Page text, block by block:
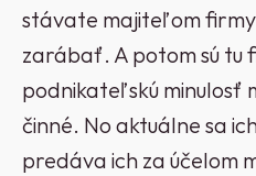
stávate majiteľom
zarábať. A potom sú tu
podnikateľskú minulosť
činné. No aktuálne sa
predáva ich za účelom